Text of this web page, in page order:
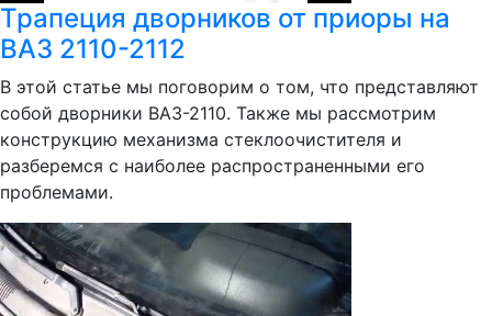
Трапеция дворников от приоры на
ВАЗ 2110-2112
В этой статье мы поговорим о том, что представляют
собой дворники ВАЗ-2110. Также мы рассмотрим
конструкцию механизма стеклоочистителя и
разберемся с наиболее распространенными его
проблемами.